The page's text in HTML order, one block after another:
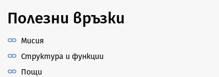
Полезни връзки
Мисия
Структура и функции
Пощи